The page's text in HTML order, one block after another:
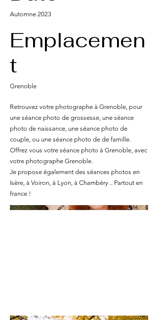
Automne 2023
Emplacemen
t
Grenoble
Retrouvez votre photographe à Grenoble, pour
une séance photo de grossesse, une séance
photo de naissance, une séance photo de
couple, ou une séance photo de de famille.
Offrez vous votre séance photo à Grenoble, avec
votre photographe Grenoble.
Je propose également des séances photos en
Isère, à Voiron, à Lyon, à Chambéry .. Partout en
france !